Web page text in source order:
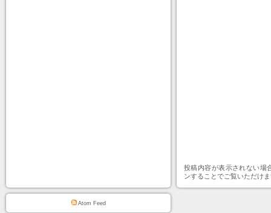
投稿内容が表示されない場
ンすることでご覧いただけ
Atom Feed